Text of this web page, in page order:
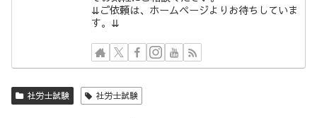
⇊ご依頼は、ホームページよりお待ちしていま
す。⇊
社労士試験 社労士試験